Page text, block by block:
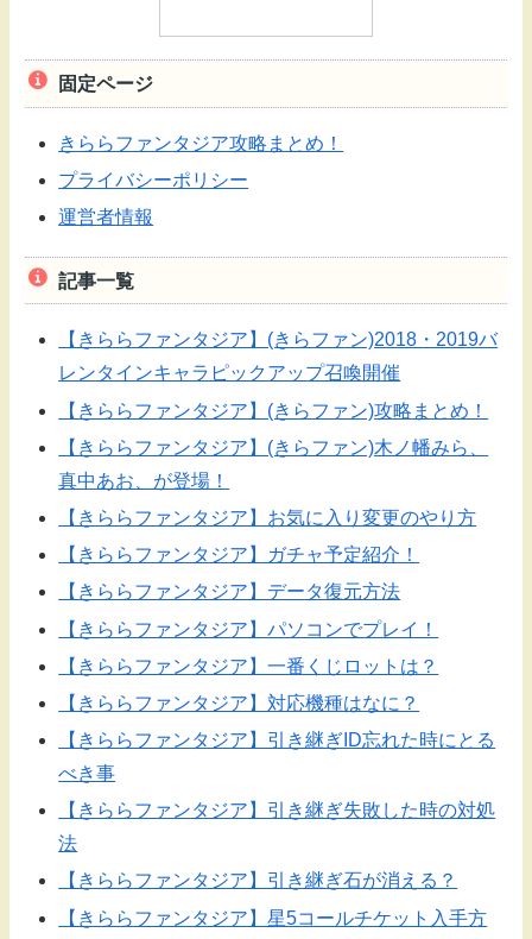
固定ページ
きららファンタジア攻略まとめ！
プライバシーポリシー
運営者情報
記事一覧
【きららファンタジア】(きらファン)2018・2019バ
レンタインキャラピックアップ召喚開催
【きららファンタジア】(きらファン)攻略まとめ！
【きららファンタジア】(きらファン)木ノ幡みら、
真中あお、が登場！
【きららファンタジア】お気に入り変更のやり方
【きららファンタジア】ガチャ予定紹介！
【きららファンタジア】データ復元方法
【きららファンタジア】パソコンでプレイ！
【きららファンタジア】一番くじロットは？
【きららファンタジア】対応機種はなに？
【きららファンタジア】引き継ぎID忘れた時にとる
べき事
【きららファンタジア】引き継ぎ失敗した時の対処
法
【きららファンタジア】引き継ぎ石が消える？
【きららファンタジア】星5コールチケット入手方